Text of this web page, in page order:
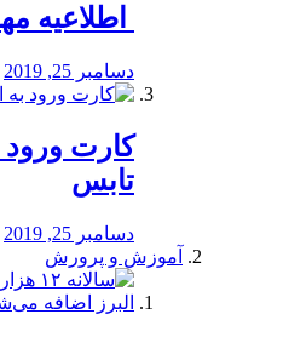
اطلاعیه
دسامبر 25, 2019
کارت ورود
تابس
دسامبر 25, 2019
آموزش و پرورش